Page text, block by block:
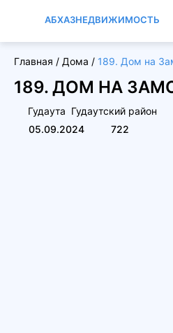
АБХАЗНЕДВИЖИМОСТЬ
Главная / Дома / 189. Дом на
189. ДОМ НА
Гудаута Гудаутский район
05.09.2024
722